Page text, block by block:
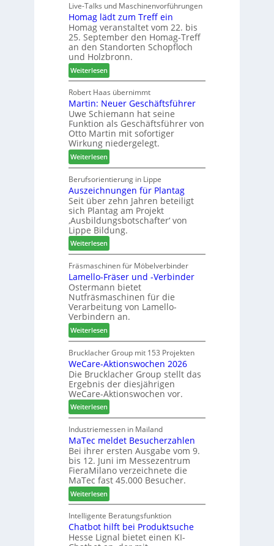
e
n
a
u
s
f
ü
r
W
e
m
h
n
e
r
c
h
e
n
s
t
a
u
r
a
u
m
-
S
o
r
t
i
m
e
n
t
Live-Talks und Maschinenvorführungen
Homag lädt zum Treff ein
Homag veranstaltet vom 22. bis
25. September den Homag-Treff
an den Standorten Schopfloch
und Holzbronn.
Weiterlesen:
H
o
m
a
g
l
ä
d
t
z
u
m
T
r
e
f
f
e
i
n
Robert Haas übernimmt
Martin: Neuer Geschäftsführer
Uwe Schiemann hat seine
Funktion als Geschäftsführer von
Otto Martin mit sofortiger
Wirkung niedergelegt.
Weiterlesen:
M
a
r
t
i
n
:
N
e
u
e
r
G
e
s
c
h
ä
f
t
s
f
ü
h
r
e
r
Berufsorientierung in Lippe
Auszeichnungen für Plantag
Seit über zehn Jahren beteiligt
sich Plantag am Projekt
‚Ausbildungsbotschafter‘ von
Lippe Bildung.
Weiterlesen:
A
u
s
z
e
i
c
h
n
u
n
g
e
n
f
ü
r
P
l
a
n
t
a
g
Fräsmaschinen für Möbelverbinder
Lamello-Fräser und -Verbinder
Ostermann bietet
Nutfräsmaschinen für die
Verarbeitung von Lamello-
Verbindern an.
Weiterlesen:
L
a
m
e
l
l
o
-
F
r
ä
s
e
r
u
n
d
-
V
Brucklacher Group mit 153 Projekten
WeCare-Aktionswochen 2026
Die Brucklacher Group stellt das
Ergebnis der diesjährigen
WeCare-Aktionswochen vor.
Weiterlesen:
W
e
C
a
r
e
-
A
k
t
i
o
Industriemessen in Mailand
MaTec meldet Besucherzahlen
Bei ihrer ersten Ausgabe vom 9.
bis 12. Juni im Messezentrum
FieraMilano verzeichnete die
MaTec fast 45.000 Besucher.
Weiterlesen:
M
a
T
e
Intelligente Beratungsfunktion
Chatbot hilft bei Produktsuche
Hesse Lignal bietet einen KI-